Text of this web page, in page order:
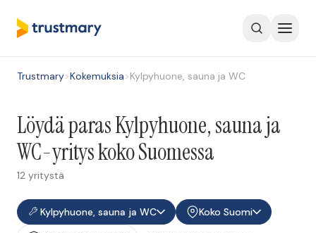
Trustmary>Kokemuksia>Kylpyhuone, sauna ja WC
Löydä paras Kylpyhuone, sauna ja
WC-yritys koko Suomessa
12 yritystä
Kylpyhuone, sauna ja WC
Koko Suomi